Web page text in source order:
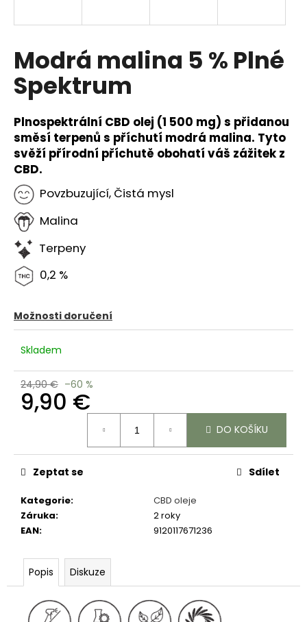
Modrá malina 5 % Plné
Spektrum
Plnospektrální CBD olej (1 500 mg) s přidanou
směsí terpenů s příchutí modrá malina. Tyto
svěží přírodní příchutě obohatí váš zážitek z
CBD.
Povzbuzující, Čistá mysl
Malina
Terpeny
0,2 %
Možnosti doručení
Skladem
24,90 € –60 %
9,90 €
DO KOŠÍKU
Kategorie:
CBD oleje
Záruka:
2 roky
EAN: 9120117671236
Zeptat se Sdílet
Popis Diskuze
í
t
?
HLEDAT
D
o
p
o
r
č
u
e
m
e